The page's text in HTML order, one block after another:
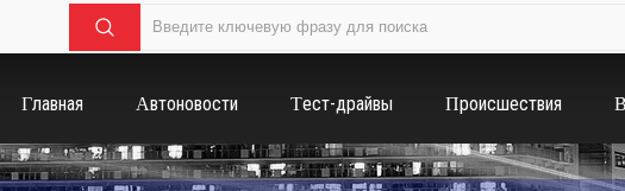
Главная Автоновости Тест-драйвы Происшествия